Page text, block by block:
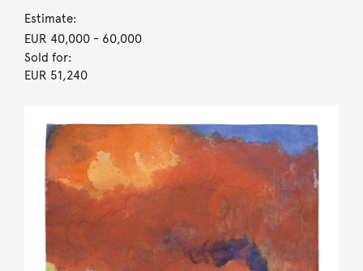
Estimate:
EUR 40,000- 60,000
Sold for:
EUR 51,240